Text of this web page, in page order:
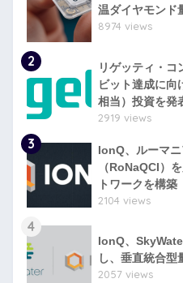
温ダイヤモンド
8974 views
2
リゲッティ・コ
ビット達成に向
相当）投資を発
2919 views
3
IonQ、ルーマ
（RoNaQCI）
トワークを構築
2104 views
4
IonQ、
し、垂直統合型
2057 views